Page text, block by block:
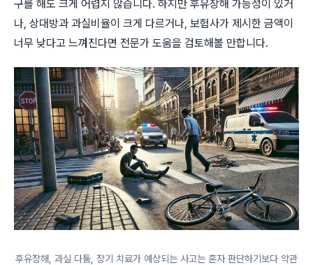
구를 해도 크게 어렵지 않습니다. 하지만 후유장해 가능성이 있거
나, 상대방과 과실비율이 크게 다르거나, 보험사가 제시한 금액이
너무 낮다고 느껴진다면 전문가 도움을 검토해볼 만합니다.
후유장해, 과실 다툼, 장기 치료가 예상되는 사고는 혼자 판단하기보다 약관